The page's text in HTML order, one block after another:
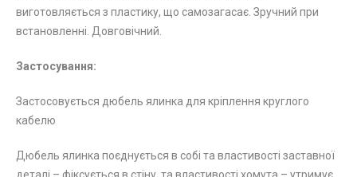
виготовляється з пластику, що самозагасає. Зручний при
встановленні. Довговічний.
Застосування:
Застосовується дюбель ялинка для кріплення круглого
кабелю
Дюбель ялинка поєднується в собі та властивості заставної